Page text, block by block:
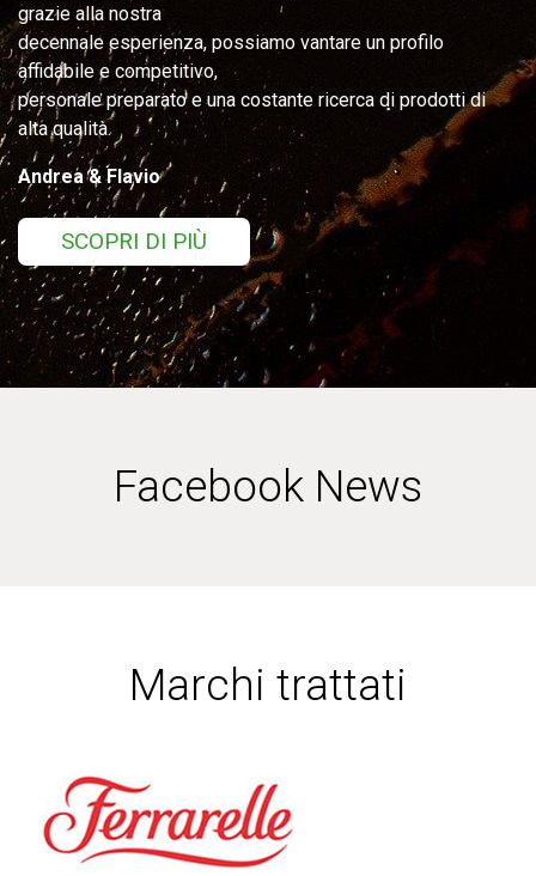
grazie alla nostra
decennale esperienza, possiamo vantare un profilo
affidabile e competitivo,
personale preparato e una costante ricerca di prodotti di
alta qualità.
Andrea & Flavio
SCOPRI DI PIÙ
Facebook News
Marchi trattati